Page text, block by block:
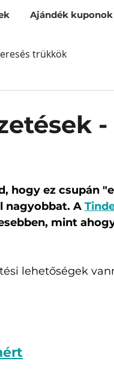
Ajándék kuponok
trükkök
-
hogy ez csupán
nagyobbat. A
mint
lehetőségek